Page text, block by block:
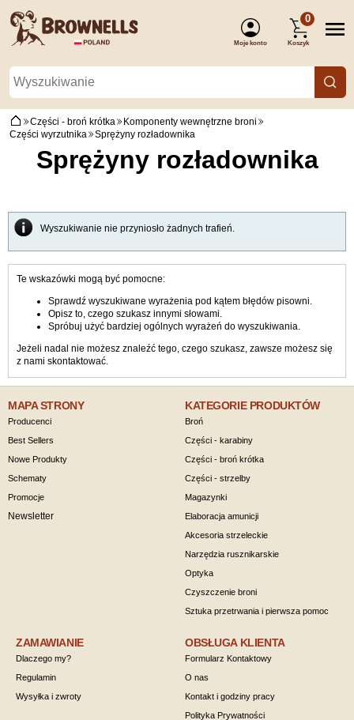
Moje konto
0
Koszyk
Części - broń krótka
Komponenty wewnętrzne broni
Części wyrzutnika
Sprężyny rozładownika
Sprężyny rozładownika
Wyszukiwanie nie przyniosło żadnych trafień.
Te wskazówki mogą być pomocne:
Sprawdź wyszukiwane wyrażenia pod kątem błędów pisowni.
Opisz to, czego szukasz innymi słowami.
Spróbuj użyć bardziej ogólnych wyrażeń do wyszukiwania.
Jeżeli nadal nie możesz znaleźć tego, czego szukasz, zawsze możesz się
z nami skontaktować.
MAPA STRONY
Producenci
Best Sellers
Nowe Produkty
Schematy
Promocje
Newsletter
KATEGORIE PRODUKTÓW
Broń
Części - karabiny
Części - broń krótka
Części - strzelby
Magazynki
Elaboracja amunicji
Akcesoria strzeleckie
Narzędzia rusznikarskie
Optyka
Czyszczenie broni
Sztuka przetrwania i pierwsza pomoc
ZAMAWIANIE
Dlaczego my?
Regulamin
Wysyłka i zwroty
OBSŁUGA KLIENTA
Formularz Kontaktowy
O nas
Kontakt i godziny pracy
Polityka Prywatności